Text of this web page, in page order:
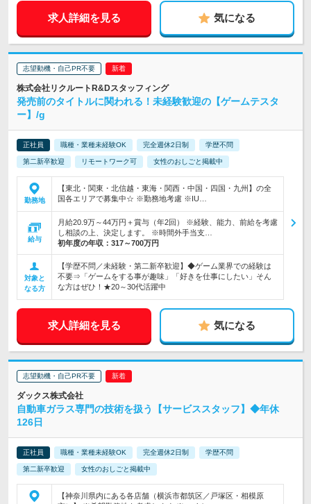
求人詳細を見る 気になる
志望動機・自己PR不要
株式会社リクルートR&Dスタッフィング
発売前のタイトルに関われる！未経験歓迎の【ゲームテスタ
ー】/g
正社員 職種・業種未経験OK 完全週休2日制 学歴不問
第二新卒歓迎 リモートワーク可 女性のおしごと掲載中
勤務地
【東北・関東・北信越・東海・関西・中国・四国・九州】の全
国各エリアで募集中☆ ※勤務地考慮 ※IU…
給与
月給20.9万～44万円＋賞与（年2回） ※経験、能力、前給を考慮
し相談の上、決定します。 ※時間外手当支…
初年度の年収： 317～700万円
対象と
なる方
【学歴不問／未経験・第二新卒歓迎】◆ゲーム業界での経験は
不要⇒「ゲームをする事が趣味」「好きを仕事にしたい」そん
な方はぜひ！★20～30代活躍中
求人詳細を見る 気になる
志望動機・自己PR不要
ダックス株式会社
自動車ガラス専門の技術を扱う【サービススタッフ】◆年休
126日
正社員 職種・業種未経験OK 完全週休2日制 学歴不問
第二新卒歓迎 女性のおしごと掲載中
【神奈川県内にある各店舗（横浜市都筑区／戸塚区・相模原